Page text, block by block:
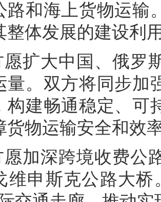
路和海上货物运输
整体发展的建设利
愿扩大中国、俄罗
量。双方将同步加
构建畅通稳定、可
货物运输安全和效
愿加深跨境收费公
维申斯克公路大